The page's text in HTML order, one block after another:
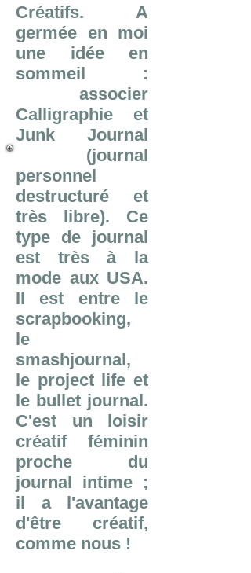
Créatifs. A
germée en moi
une idée en
sommeil :
associer
Calligraphie et
Junk Journal
(journal
personnel
destructuré et
très libre). Ce
type de journal
est très à la
mode aux USA.
Il est entre le
scrapbooking,
le
smashjournal,
le project life et
le bullet journal.
C'est un loisir
créatif féminin
proche du
journal intime ;
il a l'avantage
d'être créatif,
comme nous !